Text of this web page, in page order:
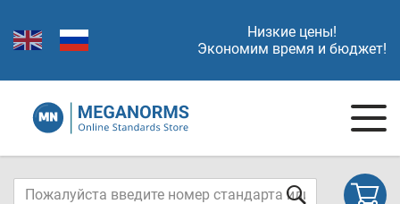
Низкие цены!
Экономим время и бюджет!